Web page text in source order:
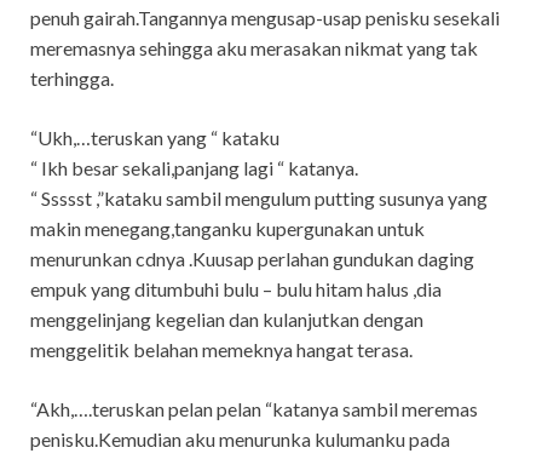
penuh gairah.Tangannya mengusap-usap penisku sesekali
meremasnya sehingga aku merasakan nikmat yang tak
terhingga.
“Ukh,…teruskan yang “ kataku
“ Ikh besar sekali,panjang lagi “ katanya.
“ Ssssst ,”kataku sambil mengulum putting susunya yang
makin menegang,tanganku kupergunakan untuk
menurunkan cdnya .Kuusap perlahan gundukan daging
empuk yang ditumbuhi bulu – bulu hitam halus ,dia
menggelinjang kegelian dan kulanjutkan dengan
menggelitik belahan memeknya hangat terasa.
“Akh,….teruskan pelan pelan “katanya sambil meremas
penisku.Kemudian aku menurunka kulumanku pada